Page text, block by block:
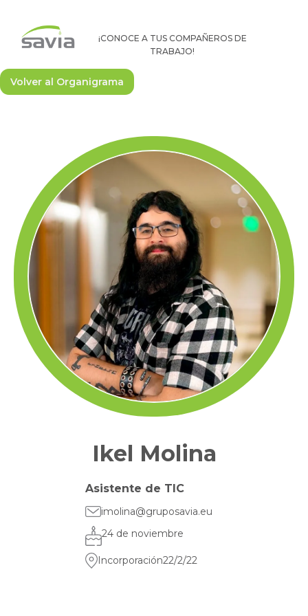
¡CONOCE A TUS COMPAÑEROS DE
TRABAJO!
Volver al Organigrama
Ikel Molina
Asistente de TIC
imolina@gruposavia.eu
24 de noviembre
Incorporación22/2/22